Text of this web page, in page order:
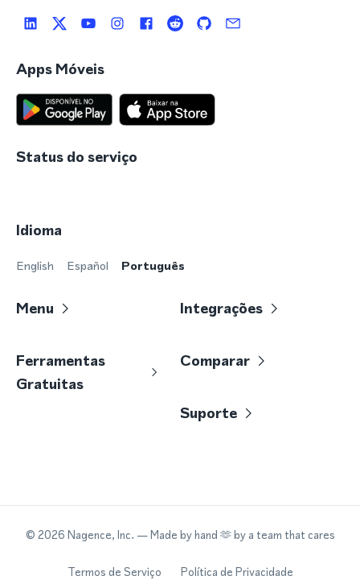
Apps Móveis
Status do serviço
Idioma
English Español Português
Menu Integrações
Ferramentas
Gratuitas
Comparar
Suporte
© 2026 Nagence, Inc. — Made by hand 🫶 by a team that cares
Termos de Serviço Política de Privacidade